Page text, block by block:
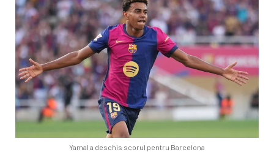
Yamal a deschis scorul pentru Barcelona